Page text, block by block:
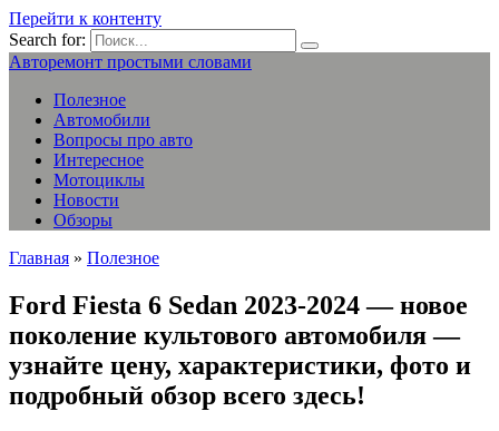
Перейти к контенту
Search for:
Авторемонт простыми словами
Полезное
Автомобили
Вопросы про авто
Интересное
Мотоциклы
Новости
Обзоры
Главная » Полезное
Ford Fiesta 6 Sedan 2023-2024 — новое
поколение культового автомобиля —
узнайте цену, характеристики, фото и
подробный обзор всего здесь!